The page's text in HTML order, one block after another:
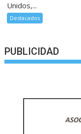
Unidos,...
Destacados
PUBLICIDAD